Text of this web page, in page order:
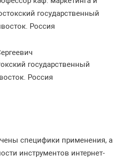
государственный
Россия
государственный
Россия
специфики применения, а
инструментов интернет-